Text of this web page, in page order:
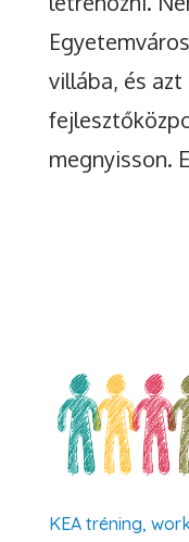
villába, és
megnyisson.
KEA tréning,